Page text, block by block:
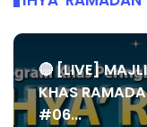
🔴 [LIVE]
KHAS
#06...